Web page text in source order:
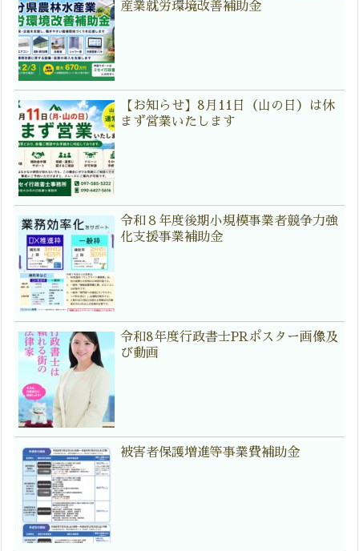
産業就労環境改善補助金
【お知らせ】8月11日（山の日）は休
まず営業いたします
令和８年度後期小規模事業者競争力強
化支援事業補助金
令和8年度行政書士PRポスター画像及
び動画
被害者保護増進等事業費補助金